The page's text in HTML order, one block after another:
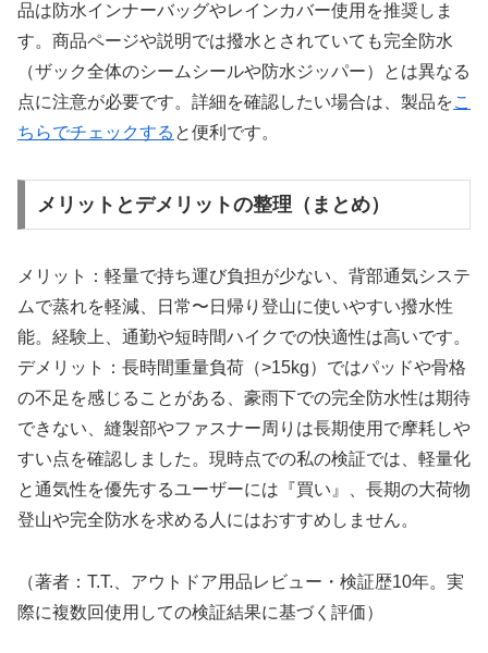
品は防水インナーバッグやレインカバー使用を推奨しま
す。商品ページや説明では撥水とされていても完全防水
（ザック全体のシームシールや防水ジッパー）とは異なる
点に注意が必要です。詳細を確認したい場合は、製品をこ
ちらでチェックする と便利です。
メリットとデメリットの整理（まとめ）
メリット：軽量で持ち運び負担が少ない、背部通気システ
ムで蒸れを軽減、日常〜日帰り登山に使いやすい撥水性
能。経験上、通勤や短時間ハイクでの快適性は高いです。
デメリット：長時間重量負荷（>15kg）ではパッドや骨格
の不足を感じることがある、豪雨下での完全防水性は期待
できない、縫製部やファスナー周りは長期使用で摩耗しや
すい点を確認しました。現時点での私の検証では、軽量化
と通気性を優先するユーザーには『買い』、長期の大荷物
登山や完全防水を求める人にはおすすめしません。
（著者：T.T.、アウトドア用品レビュー・検証歴10年。実
際に複数回使用しての検証結果に基づく評価）